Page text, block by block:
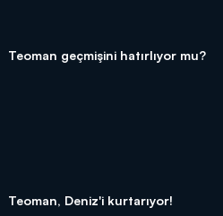
Teoman geçmişini hatırlıyor mu?
Teoman, Deniz'i kurtarıyor!